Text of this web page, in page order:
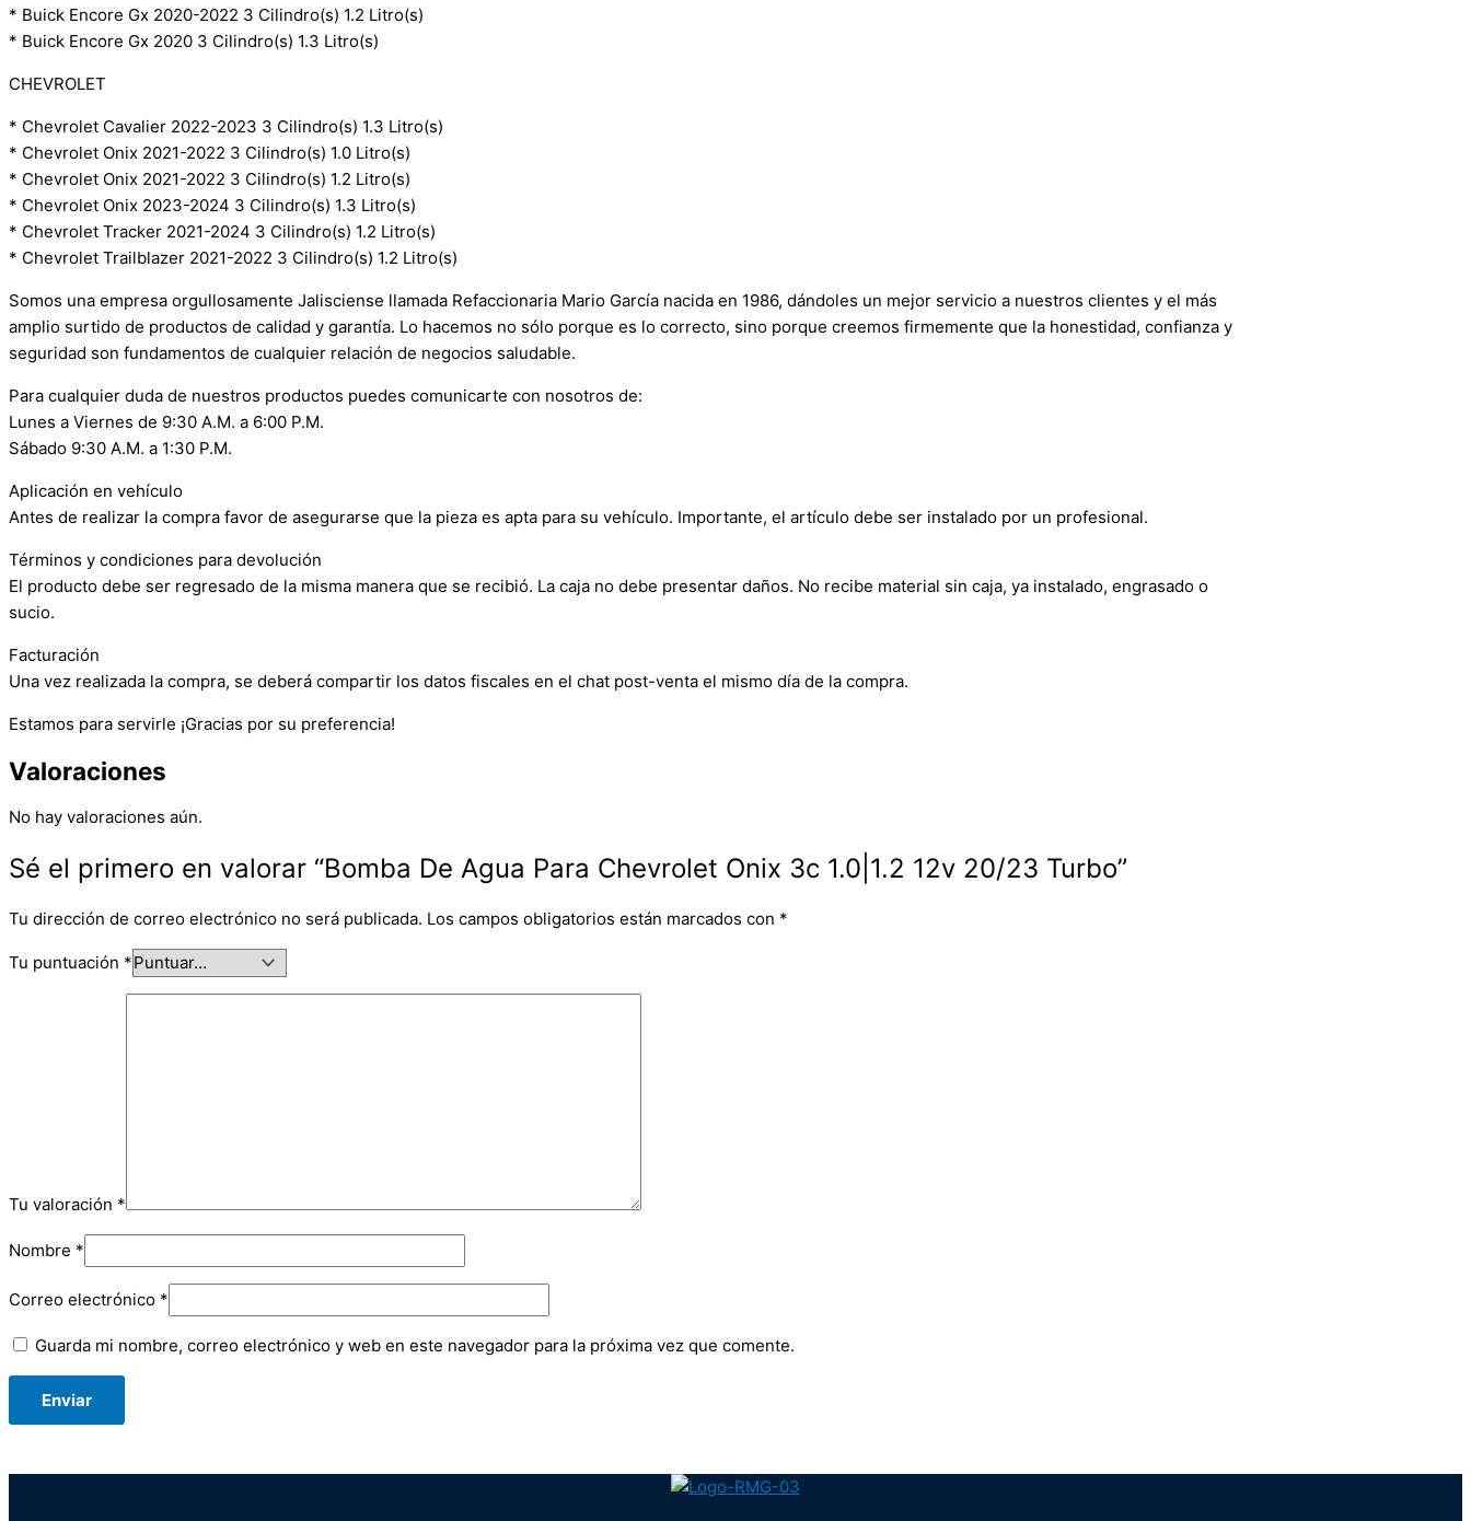
* Buick Encore Gx 2020-2022 3 Cilindro(s) 1.2 Litro(s)
* Buick Encore Gx 2020 3 Cilindro(s) 1.3 Litro(s)
CHEVROLET
* Chevrolet Cavalier 2022-2023 3 Cilindro(s) 1.3 Litro(s)
* Chevrolet Onix 2021-2022 3 Cilindro(s) 1.0 Litro(s)
* Chevrolet Onix 2021-2022 3 Cilindro(s) 1.2 Litro(s)
* Chevrolet Onix 2023-2024 3 Cilindro(s) 1.3 Litro(s)
* Chevrolet Tracker 2021-2024 3 Cilindro(s) 1.2 Litro(s)
* Chevrolet Trailblazer 2021-2022 3 Cilindro(s) 1.2 Litro(s)
Somos una empresa orgullosamente Jalisciense llamada Refaccionaria Mario García nacida en 1986, dándoles un mejor servicio a nuestros clientes y el más
amplio surtido de productos de calidad y garantía. Lo hacemos no sólo porque es lo correcto, sino porque creemos firmemente que la honestidad, confianza y
seguridad son fundamentos de cualquier relación de negocios saludable.
Para cualquier duda de nuestros productos puedes comunicarte con nosotros de:
Lunes a Viernes de 9:30 A.M. a 6:00 P.M.
Sábado 9:30 A.M. a 1:30 P.M.
Aplicación en vehículo
Antes de realizar la compra favor de asegurarse que la pieza es apta para su vehículo. Importante, el artículo debe ser instalado por un profesional.
Términos y condiciones para devolución
El producto debe ser regresado de la misma manera que se recibió. La caja no debe presentar daños. No recibe material sin caja, ya instalado, engrasado o
sucio.
Facturación
Una vez realizada la compra, se deberá compartir los datos fiscales en el chat post-venta el mismo día de la compra.
Estamos para servirle ¡Gracias por su preferencia!
Valoraciones
No hay valoraciones aún.
Sé el primero en valorar “Bomba De Agua Para Chevrolet Onix 3c 1.0|1.2 12v 20/23 Turbo”
Tu dirección de correo electrónico no será publicada. Los campos obligatorios están marcados con *
Tu puntuación *
Tu valoración *
Nombre *
Correo electrónico *
Guarda mi nombre, correo electrónico y web en este navegador para la próxima vez que comente.